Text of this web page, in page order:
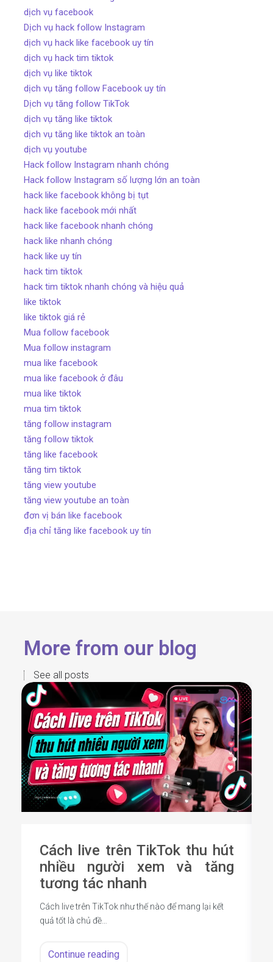
dịch vụ facebook
Dịch vụ hack follow Instagram
dịch vụ hack like facebook uy tín
dịch vụ hack tim tiktok
dịch vụ like tiktok
dịch vụ tăng follow Facebook uy tín
Dịch vụ tăng follow TikTok
dịch vụ tăng like tiktok
dịch vụ tăng like tiktok an toàn
dịch vụ youtube
Hack follow Instagram nhanh chóng
Hack follow Instagram số lượng lớn an toàn
hack like facebook không bị tụt
hack like facebook mới nhất
hack like facebook nhanh chóng
hack like nhanh chóng
hack like uy tín
hack tim tiktok
hack tim tiktok nhanh chóng và hiệu quả
like tiktok
like tiktok giá rẻ
Mua follow facebook
Mua follow instagram
mua like facebook
mua like facebook ở đâu
mua like tiktok
mua tim tiktok
tăng follow instagram
tăng follow tiktok
tăng like facebook
tăng tim tiktok
tăng view youtube
tăng view youtube an toàn
đơn vị bán like facebook
địa chỉ tăng like facebook uy tín
More from our blog
See all posts
Cách live trên TikTok thu hút
nhiều người xem và tăng
tương tác nhanh
Cách live trên TikTok như thế nào để mang lại kết
quả tốt là chủ đề…
Continue reading